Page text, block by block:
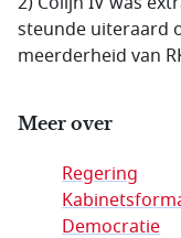
steunde uiteraard
meerderheid van
Meer over
Regering
Democratie